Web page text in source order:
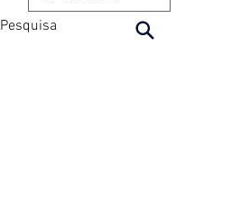
Pesquisa